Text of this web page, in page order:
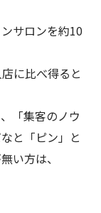
サロンを約10
に比べ得ると
「集客のノウ
と「ピン」と
い方は、